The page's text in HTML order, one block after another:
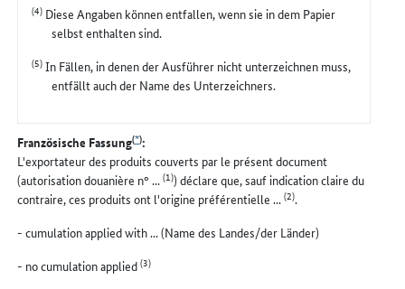
(4) Diese Angaben können entfallen, wenn sie in dem Papier
selbst enthalten sind.
(5)In Fällen, in denen der Ausführer nicht unterzeichnen muss,
entfällt auch der Name des Unterzeichners.
Französische Fassung(*):
L'exportateur des produits couverts par le présent document
(autorisation douanière n° ...(1)) déclare que, sauf indication claire du
contraire, ces produits ont l'origine préférentielle ...(2).
- cumulation applied with ... (Name des Landes/der Länder)
- no cumulation applied(3)